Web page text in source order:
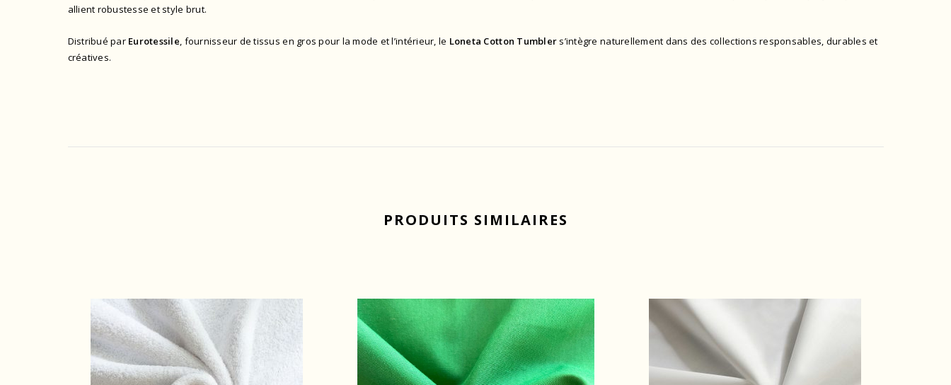
allient robustesse et style brut.
Distribué par Eurotessile, fournisseur de tissus en gros pour la mode et l’intérieur, le Loneta Cotton Tumbler s’intègre naturellement dans des collections responsables, durables et
créatives.
PRODUITS SIMILAIRES